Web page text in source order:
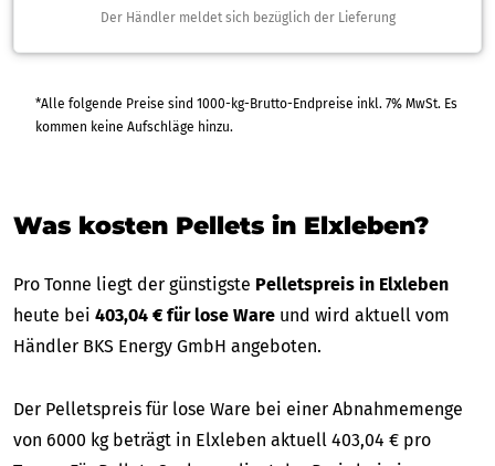
Der Händler meldet sich bezüglich der Lieferung
*Alle folgende Preise sind 1000-kg-Brutto-Endpreise inkl. 7% MwSt. Es
kommen keine Aufschläge hinzu.
Was kosten Pellets in Elxleben?
Pro Tonne liegt der günstigste Pelletspreis in Elxleben
heute bei 403,04 € für lose Ware und wird aktuell vom
Händler BKS Energy GmbH angeboten.
Der Pelletspreis für lose Ware bei einer Abnahmemenge
von 6000 kg beträgt in Elxleben aktuell 403,04 € pro